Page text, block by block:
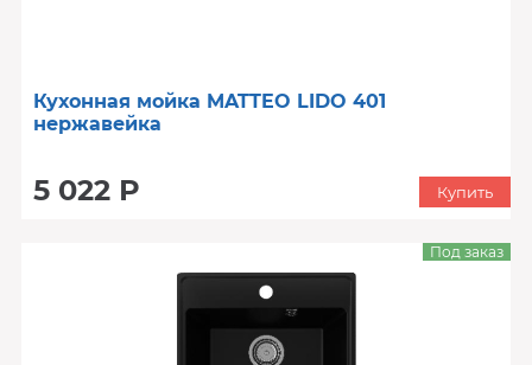
Кухонная мойка MATTEO LIDO 401
нержавейка
5 022 Р Купить
Под заказ